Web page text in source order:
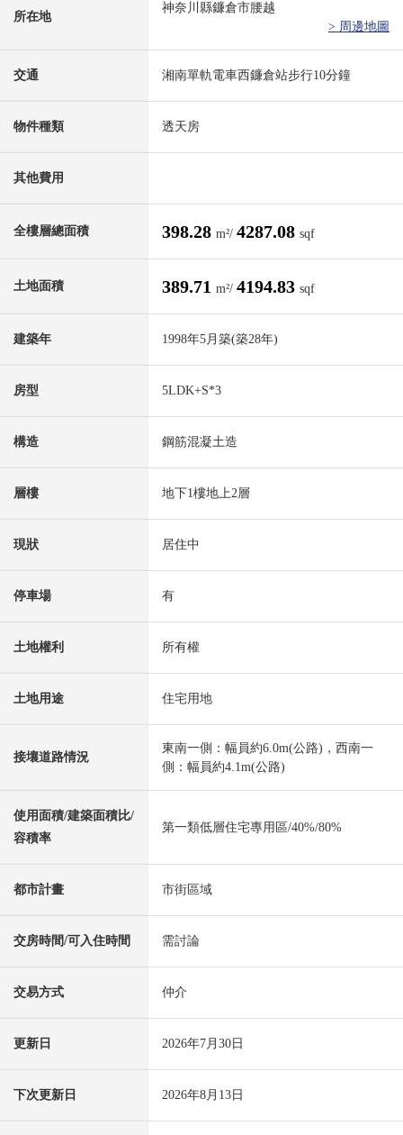
所在地
神奈川縣鐮倉市腰越
> 周邊地圖
交通 湘南單軌電車西鐮倉站步行10分鐘
物件種類 透天房
其他費用
全樓層總面積 398.28 m²/ 4287.08 sqf
土地面積 389.71 m²/ 4194.83 sqf
建築年 1998年5月築(築28年)
房型 5LDK+S*3
構造 鋼筋混凝土造
層樓 地下1樓地上2層
現狀 居住中
停車場 有
土地權利 所有權
土地用途 住宅用地
接壤道路情況
東南一側：幅員約6.0m(公路)，西南一
側：幅員約4.1m(公路)
使用面積/建築面積比/
容積率
第一類低層住宅專用區/40%/80%
都市計畫 市街區域
交房時間/可入住時間 需討論
交易方式 仲介
更新日 2026年7月30日
下次更新日 2026年8月13日